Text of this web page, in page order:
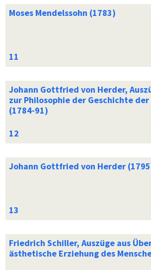
Moses Mendelssohn (1783)
Johann Gottfried von Herder,
zur Philosophie der Geschichte
(1784-91)
Johann Gottfried von Herder
Friedrich Schiller, Auszüge aus
ästhetische Erziehung des